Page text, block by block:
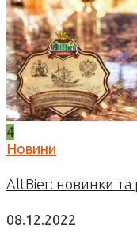
4
Новини
AltBier: новинки та
08.12.2022